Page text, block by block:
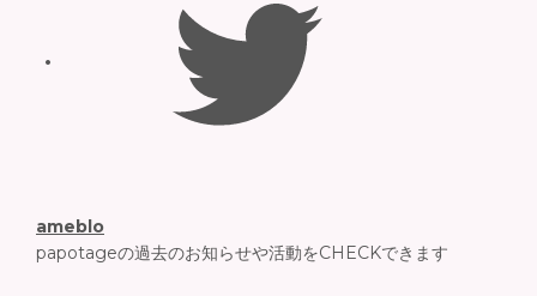
ameblo
papotageの過去のお知らせや活動をCHECKできます